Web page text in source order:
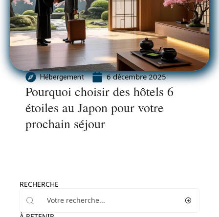
Hébergement 6 décembre 2025
Pourquoi choisir des hôtels 6
étoiles au Japon pour votre
prochain séjour
RECHERCHE